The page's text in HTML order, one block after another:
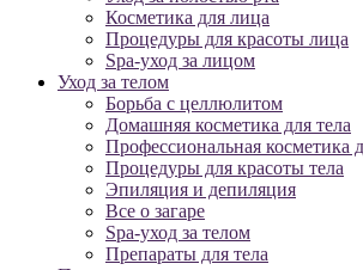
Косметика для лица
Процедуры для красоты лица
Spa-уход за лицом
Уход за телом
Борьба с целлюлитом
Домашняя косметика для тела
Профессиональная косметика
Процедуры для красоты тела
Эпиляция и депиляция
Все о загаре
Spa-уход за телом
Препараты для тела